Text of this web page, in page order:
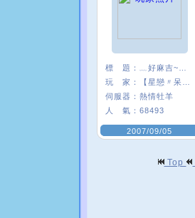
標 題：
玩 家：
伺服器： 熱情牡羊
人 氣： 68493
2007/09/05
Top